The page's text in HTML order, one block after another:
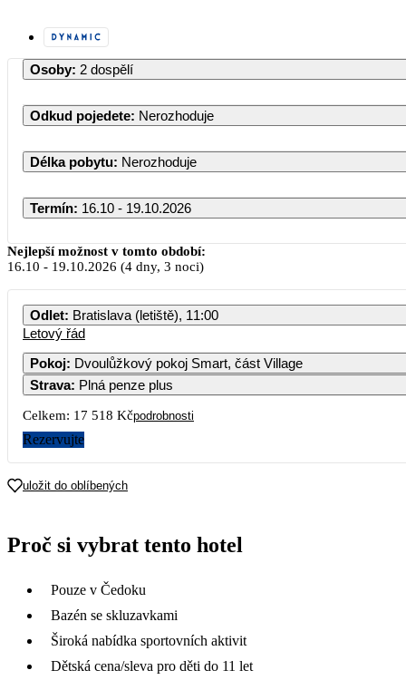
Osoby: 2 dospělí
Odkud pojedete: Nerozhoduje
Délka pobytu: Nerozhoduje
Termín: 16.10 - 19.10.2026
Nejlepší možnost v tomto období:
16.10 - 19.10.2026 (4 dny, 3 noci)
Odlet: Bratislava (letiště), 11:00
Letový řád
Pokoj: Dvoulůžkový pokoj Smart, část Village
Strava: Plná penze plus
Celkem: 17 518 Kčpodrobnosti
Rezervujte
uložit do oblíbených
Proč si vybrat tento hotel
Pouze v Čedoku
Bazén se skluzavkami
Široká nabídka sportovních aktivit
Dětská cena/sleva pro děti do 11 let